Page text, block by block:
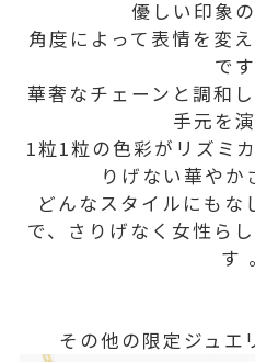
優しい印象
角度によって表情を変
で
華奢なチェーンと調和
手元を演
1粒1粒の色彩がリズミ
りげない華やか
どんなスタイルにもな
で、さりげなく女性ら
す 。
その他の限定ジュエ